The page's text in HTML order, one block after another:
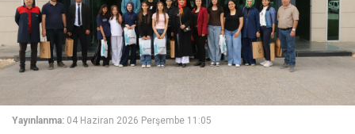
Yayınlanma: 04 Haziran 2026 Perşembe 11:05